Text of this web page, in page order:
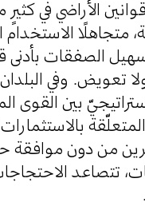
الأراضي في
متجاهلًا
الصفقات
تعويض. وفي
بين القوى
من دون موافقة
تتصاعد